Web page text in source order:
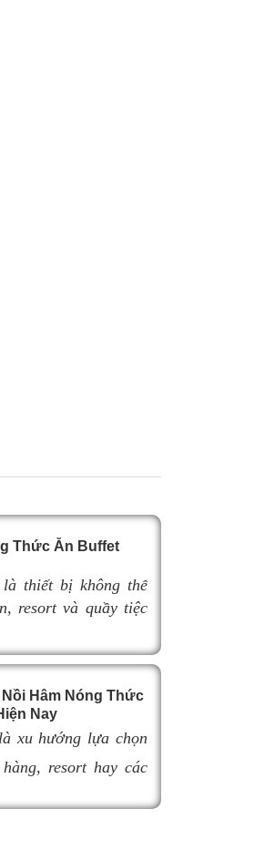
Thức Ăn Buffet
thiết bị không thể
resort và quầy tiệc
trong suốt thời gian
cho khu vực trưng
buffetcó kích thước
quả giữ nhiệt, ảnh
hãy cùng tìm hiểu
Hâm Nóng Thức
Nay
xu hướng lựa chọn
resort hay các